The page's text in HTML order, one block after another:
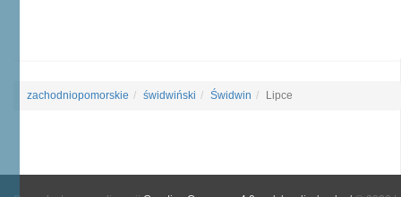
zachodniopomorskie świdwiński Świdwin Lipce